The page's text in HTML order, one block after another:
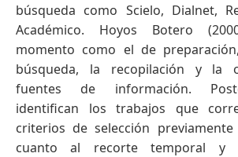
búsqueda como Scielo, Dialnet,
Académico. Hoyos Botero
momento como el de
búsqueda, la recopilación y la
fuentes de información.
identifican los trabajos que
criterios de selección
cuanto al recorte temporal y